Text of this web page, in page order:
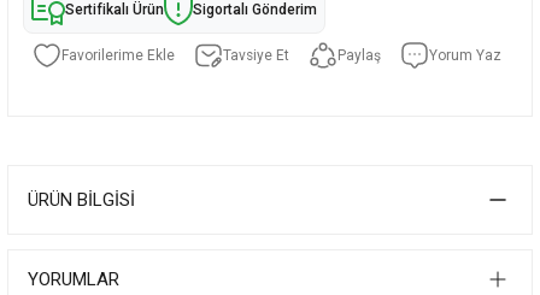
Sertifikalı Ürün Sigortalı Gönderim
Tavsiye Et Paylaş Yorum Yaz
ÜRÜN BILGISI
YORUMLAR